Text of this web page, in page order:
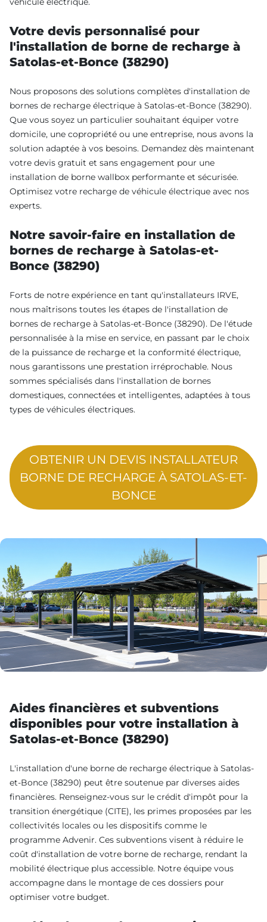
Votre devis personnalisé pour
l'installation de borne de recharge à
Satolas-et-Bonce (38290)
Nous proposons des solutions complètes d'installation de
bornes de recharge électrique à Satolas-et-Bonce (38290).
Que vous soyez un particulier souhaitant équiper votre
domicile, une copropriété ou une entreprise, nous avons la
solution adaptée à vos besoins. Demandez dès maintenant
votre devis gratuit et sans engagement pour une
installation de borne wallbox performante et sécurisée.
Optimisez votre recharge de véhicule électrique avec nos
experts.
Notre savoir-faire en installation de
bornes de recharge à Satolas-et-
Bonce (38290)
Forts de notre expérience en tant qu'installateurs IRVE,
nous maîtrisons toutes les étapes de l'installation de
bornes de recharge à Satolas-et-Bonce (38290). De l'étude
personnalisée à la mise en service, en passant par le choix
de la puissance de recharge et la conformité électrique,
nous garantissons une prestation irréprochable. Nous
sommes spécialisés dans l'installation de bornes
domestiques, connectées et intelligentes, adaptées à tous
types de véhicules électriques.
OBTENIR UN DEVIS INSTALLATEUR
BORNE DE RECHARGE À SATOLAS-ET-
BONCE
Aides financières et subventions
disponibles pour votre installation à
Satolas-et-Bonce (38290)
L'installation d'une borne de recharge électrique à Satolas-
et-Bonce (38290) peut être soutenue par diverses aides
financières. Renseignez-vous sur le crédit d'impôt pour la
transition énergétique (CITE), les primes proposées par les
collectivités locales ou les dispositifs comme le
programme Advenir. Ces subventions visent à réduire le
coût d'installation de votre borne de recharge, rendant la
mobilité électrique plus accessible. Notre équipe vous
accompagne dans le montage de ces dossiers pour
optimiser votre budget.